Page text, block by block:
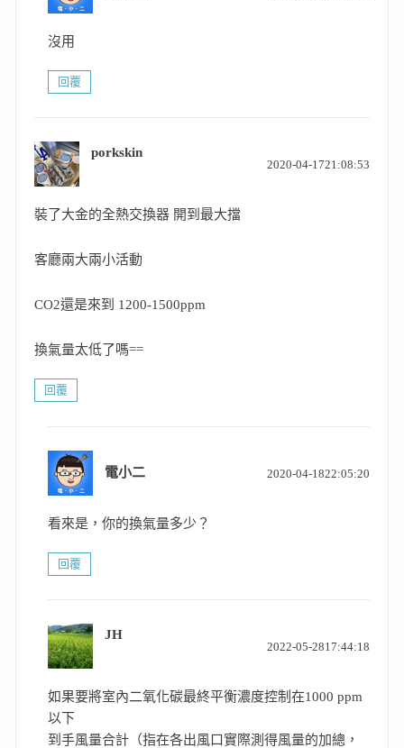
沒用
回覆
porkskin
2020-04-1721:08:53
裝了大金的全熱交換器 開到最大擋
客廳兩大兩小活動
CO2還是來到 1200-1500ppm
換氣量太低了嗎==
回覆
電小二 2020-04-1822:05:20
看來是，你的換氣量多少？
回覆
JH
2022-05-2817:44:18
如果要將室內二氧化碳最終平衡濃度控制在1000 ppm
以下
到手風量合計（指在各出風口實際測得風量的加總，